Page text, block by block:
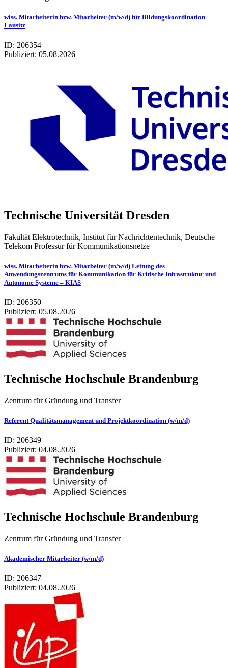
wiss. Mitarbeiterin bzw. Mitarbeiter (m/w/d) für Bildungskoordination
Lausitz
ID: 206354
Publiziert: 05.08.2026
Technische Universität Dresden
Fakultät Elektrotechnik, Institut für Nachrichtentechnik, Deutsche
Telekom Professur für Kommunikationsnetze
wiss. Mitarbeiterin bzw. Mitarbeiter (m/w/d) Leitung des
Anwendungszentrums für Kommunikation für Kritische Infrastruktur und
Autonome Systeme – KIAS
ID: 206350
Publiziert: 05.08.2026
Tech­ni­sche Hoch­schule Bran­den­burg
Zentrum für Gründung und Transfer
Referent Qualitätsmanagement und Projektkoordination (w/m/d)
ID: 206349
Publiziert: 04.08.2026
Tech­ni­sche Hoch­schule Bran­den­burg
Zentrum für Gründung und Transfer
Akademischer Mitarbeiter (w/m/d)
ID: 206347
Publiziert: 04.08.2026